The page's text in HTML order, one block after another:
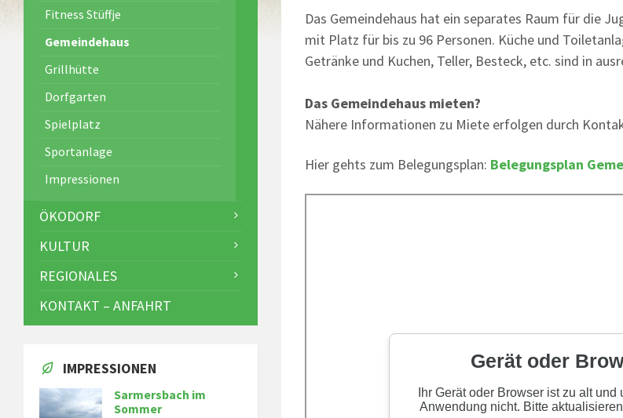
Das Gemeindehaus hat ein separates Raum für die
mit Platz für bis zu 96 Personen. Küche und
Getränke und Kuchen, Teller, Besteck, etc. sind in
Das Gemeindehaus mieten?
Nähere Informationen zu Miete erfolgen durch
Hier gehts zum Belegungsplan: Belegungsplan
Fitness Stüffje
Gemeindehaus
Grillhütte
Dorfgarten
Spielplatz
Sportanlage
Impressionen
ÖKODORF
KULTUR
REGIONALES
KONTAKT – ANFAHRT
IMPRESSIONEN
Sarmersbach im
Sommer